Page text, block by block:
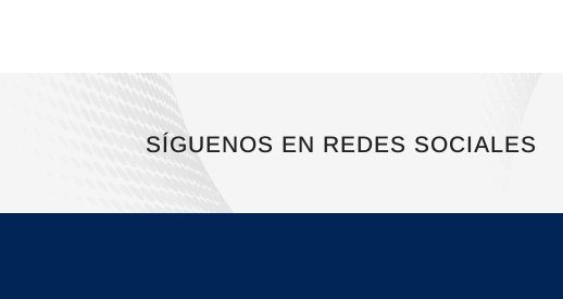
SÍGUENOS EN REDES SOCIALES